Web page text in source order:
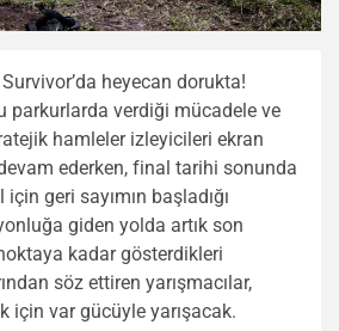
heyecan dorukta!
parkurlarda verdiği mücadele ve
hamleler izleyicileri ekran
ederken, final tarihi sonunda
geri sayımın başladığı
giden yolda artık son
kadar gösterdikleri
söz ettiren yarışmacılar,
için var gücüyle yarışacak.